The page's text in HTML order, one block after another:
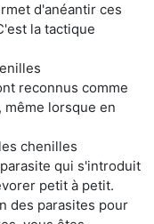
d'anéantir ces
la tactique
reconnus comme
lorsque en
chenilles
qui s'introduit
petit à petit.
des parasites pour